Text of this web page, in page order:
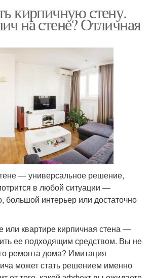
кирпичную стену.
на стене? Отличная
— универсальное решение,
в любой ситуации —
большой интерьер или достаточно
квартире кирпичная стена —
ее подходящим средством. Вы не
ремонта дома? Имитация
может стать решением именно